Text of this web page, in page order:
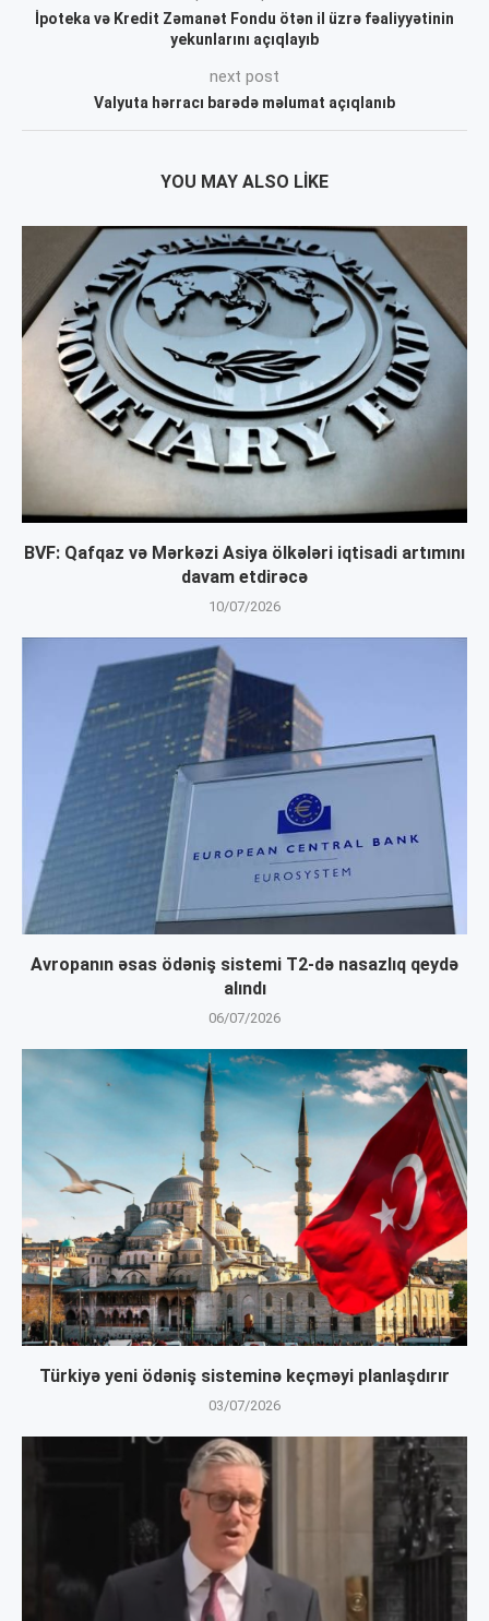
İpoteka və Kredit Zəmanət Fondu ötən il üzrə fəaliyyətinin
yekunlarını açıqlayıb
next post
Valyuta hərracı barədə məlumat açıqlanıb
YOU MAY ALSO LIKE
BVF: Qafqaz və Mərkəzi Asiya ölkələri iqtisadi artımını
davam etdirəcə
10/07/2026
Avropanın əsas ödəniş sistemi T2-də nasazlıq qeydə
alındı
06/07/2026
Türkiyə yeni ödəniş sisteminə keçməyi planlaşdırır
03/07/2026